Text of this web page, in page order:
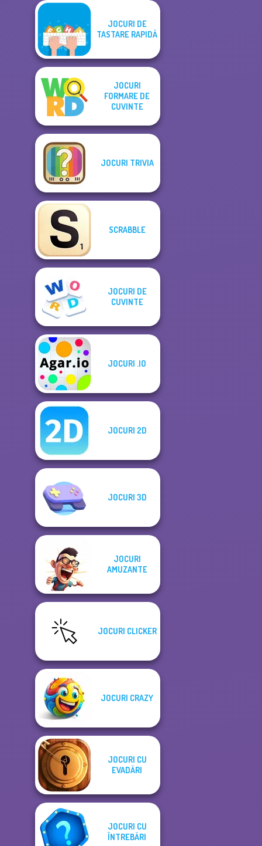
JOCURI DE
TASTARE RAPIDĂ
JOCURI
FORMARE DE
CUVINTE
JOCURI TRIVIA
SCRABBLE
JOCURI DE
CUVINTE
JOCURI .IO
JOCURI 2D
JOCURI 3D
JOCURI
AMUZANTE
JOCURI CLICKER
JOCURI CRAZY
JOCURI CU
EVADĂRI
JOCURI CU
ÎNTREBĂRI